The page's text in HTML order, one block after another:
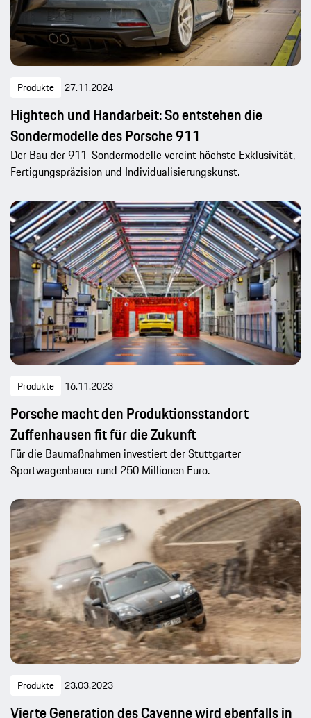
Produkte 27.11.2024
Hightech und Handarbeit: So entstehen die
Sondermodelle des Porsche 911
Der Bau der 911-Sondermodelle vereint höchste Exklusivität,
Fertigungspräzision und Individualisierungskunst.
Produkte 16.11.2023
Porsche macht den Produktionsstandort
Zuffenhausen fit für die Zukunft
Für die Baumaßnahmen investiert der Stuttgarter
Sportwagenbauer rund 250 Millionen Euro.
Produkte 23.03.2023
Vierte Generation des Cayenne wird ebenfalls in